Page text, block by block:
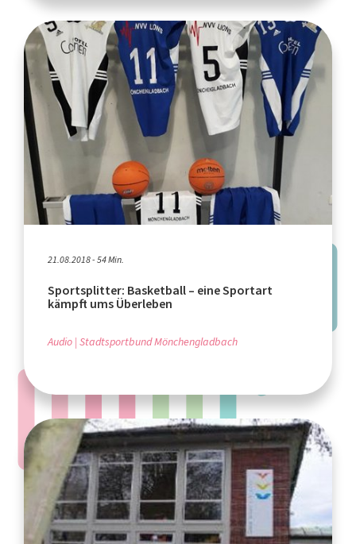
21.08.2018 - 54 Min.
Sportsplitter: Basketball – eine Sportart
kämpft ums Überleben
Audio Stadtsportbund Mönchengladbach